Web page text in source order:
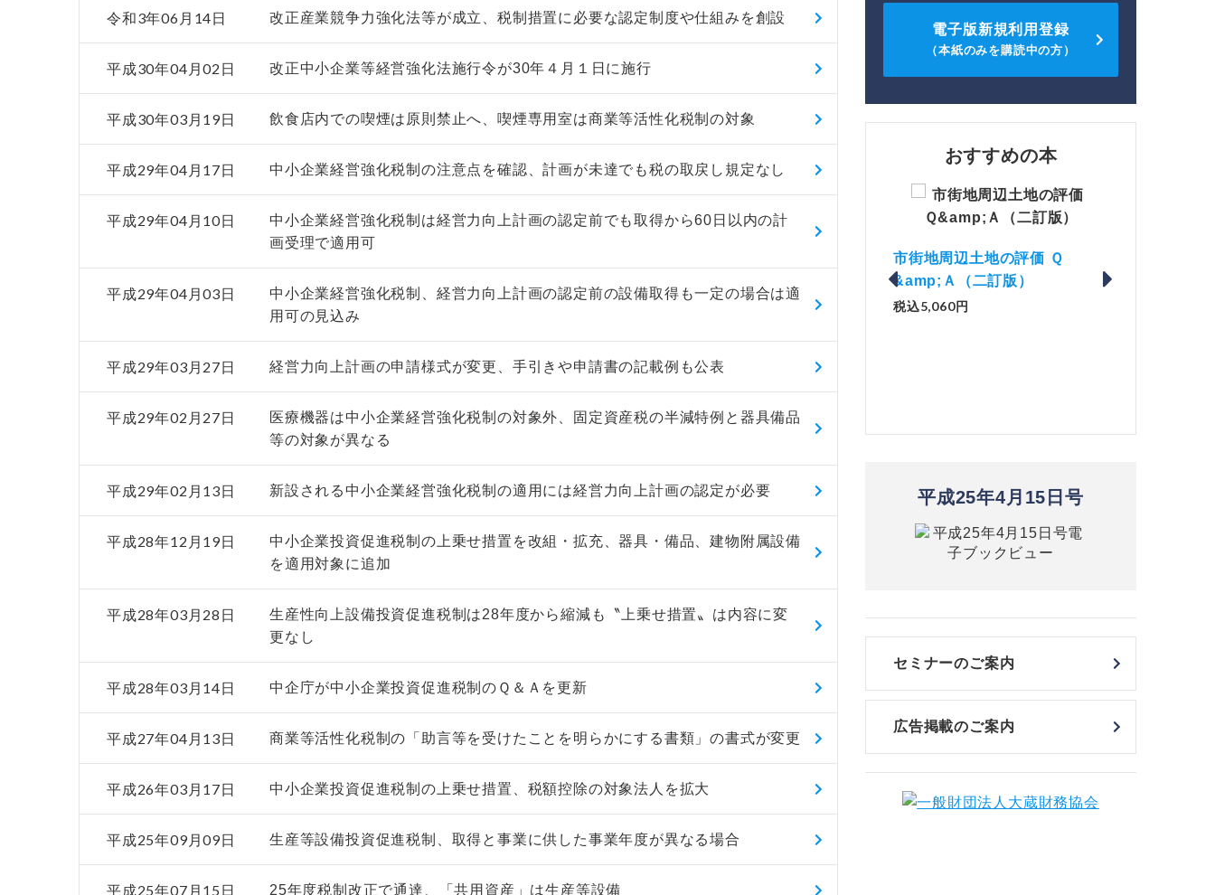
令和3年06月14日 改正産業競争力強化法等が成立、税制措置に必要な認定制度や仕組みを創設
平成30年04月02日 改正中小企業等経営強化法施行令が30年４月１日に施行
平成30年03月19日 飲食店内での喫煙は原則禁止へ、喫煙専用室は商業等活性化税制の対象
平成29年04月17日 中小企業経営強化税制の注意点を確認、計画が未達でも税の取戻し規定なし
平成29年04月10日
中小企業経営強化税制は経営力向上計画の認定前でも取得から60日以内の計
画受理で適用可
平成29年04月03日
中小企業経営強化税制、経営力向上計画の認定前の設備取得も一定の場合は適
用可の見込み
平成29年03月27日 経営力向上計画の申請様式が変更、手引きや申請書の記載例も公表
平成29年02月27日
医療機器は中小企業経営強化税制の対象外、固定資産税の半減特例と器具備品
等の対象が異なる
平成29年02月13日 新設される中小企業経営強化税制の適用には経営力向上計画の認定が必要
平成28年12月19日
中小企業投資促進税制の上乗せ措置を改組・拡充、器具・備品、建物附属設備
を適用対象に追加
平成28年03月28日
生産性向上設備投資促進税制は28年度から縮減も〝上乗せ措置〟は内容に変
更なし
平成28年03月14日 中企庁が中小企業投資促進税制のＱ＆Ａを更新
平成27年04月13日 商業等活性化税制の「助言等を受けたことを明らかにする書類」の書式が変更
平成26年03月17日 中小企業投資促進税制の上乗せ措置、税額控除の対象法人を拡大
平成25年09月09日 生産等設備投資促進税制、取得と事業に供した事業年度が異なる場合
平成25年07月15日 25年度税制改正で通達、「共用資産」は生産等設備
電子版新規利用登録
（本紙のみを購読中の方）
おすすめの本
税込4,950円
税込5,060円
解説とQ&amp;Aでわかる 電子
帳簿等保存制度の実務（改訂
No.44）
平成25年4月15日号
セミナーのご案内
広告掲載のご案内